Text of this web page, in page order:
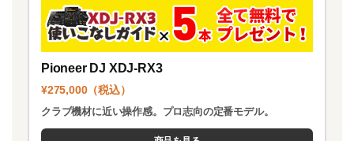
Pioneer DJ XDJ-RX3
¥275,000（税込）
クラブ機材に近い操作感。プロ志向の定番モデル。